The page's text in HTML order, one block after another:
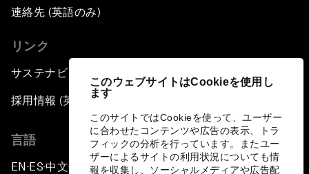
このウェブサイトはCookieを使用し
ます
このサイトではCookieを使って、ユーザー
に合わせたコンテンツや広告の表示、トラ
フィックの分析を行っています。またユー
ザーによるサイトの利用状況についても情
報を収集し、ソーシャルメディアや広告配
連絡先 (英語のみ)
リンク
サステナビリティへの取り組み
採用情報 (英語のみ)
言語
EN ▪ES▪中文▪ 日本語